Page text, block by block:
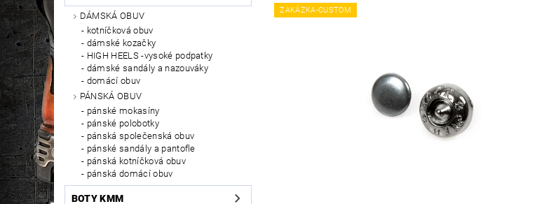
PÉČE O OBUV
DÁMSKÁ OBUV
kotníčková obuv
dámské kozačky
HIGH HEELS -vysoké podpatky
dámské sandály a nazouváky
domácí obuv
PÁNSKÁ OBUV
pánské mokasíny
pánské polobotky
pánská společenská obuv
pánské sandály a pantofle
pánská kotníčková obuv
pánská domácí obuv
BOTY KMM
ZAKÁZKA-CUSTOM